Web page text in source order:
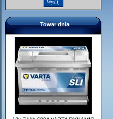
Towar dnia